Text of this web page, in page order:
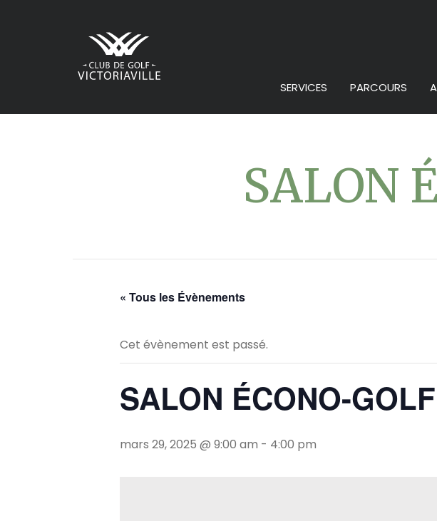
SERVICES PARCOURS
SALON
« Tous les Évènements
Cet évènement est passé.
SALON ÉCONO-GOLF
mars 29, 2025 @ 9:00 am - 4:00 pm